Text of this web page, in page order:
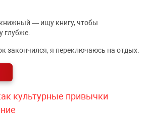
— ищу книгу, чтобы
глубже.
закончился, я переключаюсь на отдых.
культурные привычки